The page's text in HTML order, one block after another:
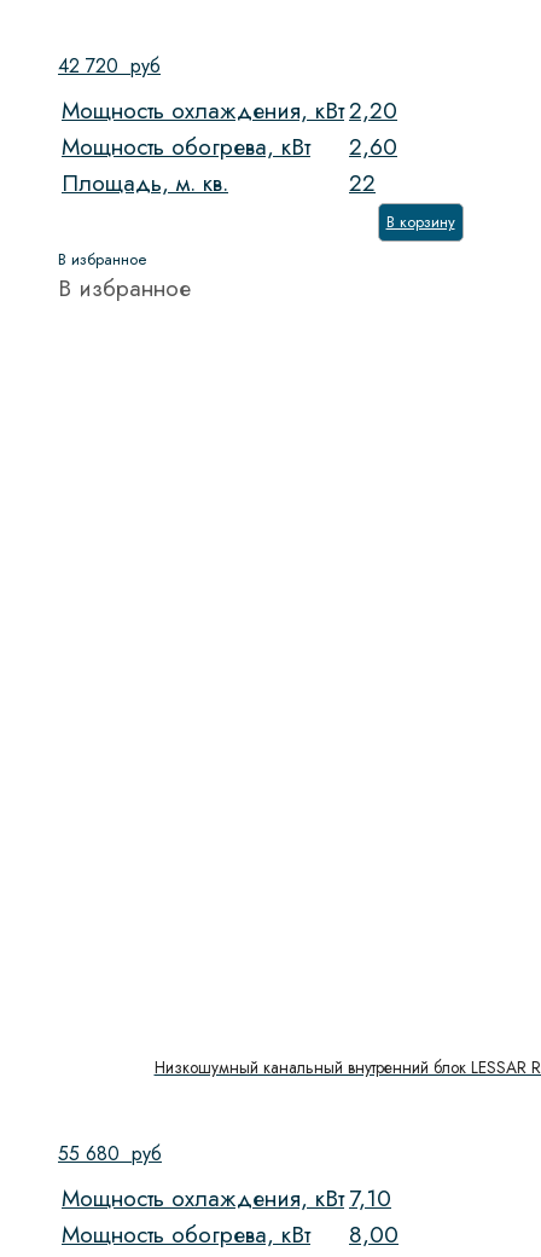
42 720 руб
Мощность охлаждения, кВт2,20
Мощность обогрева, кВт
2,60
Площадь, м. кв.
22
В корзину
В избранное
В избранное
Низкошумный канальный внутренний блок LESSAR
55 680 руб
Мощность охлаждения, кВт7,10
Мощность обогрева, кВт
8,00